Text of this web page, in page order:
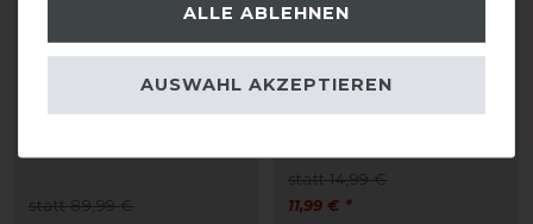
statt 89,99 €
statt 14,99 €
11,99 € *
ALLE ABLEHNEN
AUSWAHL AKZEPTIEREN